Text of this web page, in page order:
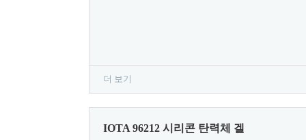
더 보기
IOTA 96212 시리콘 탄력체 겔